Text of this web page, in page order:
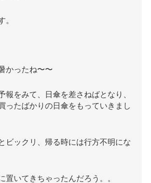
。
かったね〜〜
報をみて、日傘を差さねばとなり、
ったばかりの日傘をもっていきまし
ビックリ、帰る時には行方不明にな
置いてきちゃったんだろう。。